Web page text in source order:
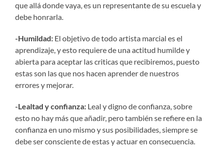
que allá donde vaya, es un representante de su escuela y
debe honrarla.
-Humildad: El objetivo de todo artista marcial es el
aprendizaje, y esto requiere de una actitud humilde y
abierta para aceptar las criticas que recibiremos, puesto
estas son las que nos hacen aprender de nuestros
errores y mejorar.
-Lealtad y confianza: Leal y digno de confianza, sobre
esto no hay más que añadir, pero también se refiere en la
confianza en uno mismo y sus posibilidades, siempre se
debe ser consciente de estas y actuar en consecuencia.